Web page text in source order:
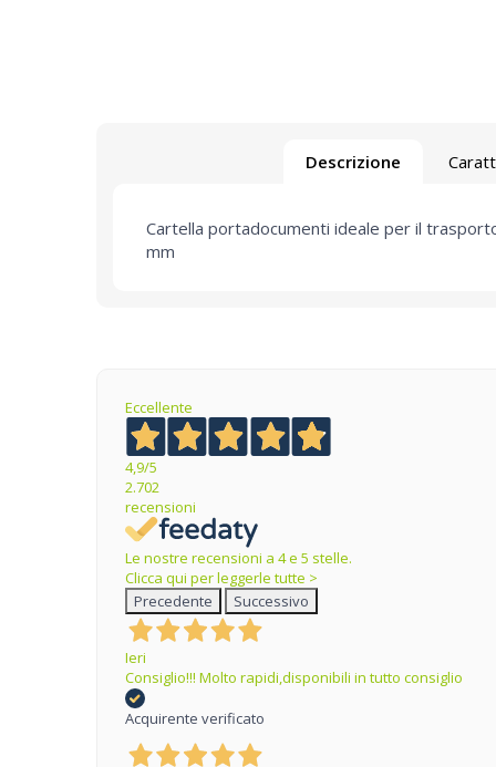
Descrizione
Cartella portadocumenti ideale per il
mm
Eccellente
4,9/5
2.702
recensioni
Le nostre recensioni a 4 e 5 stelle.
Clicca qui per leggerle tutte >
Precedente
Successivo
Ieri
Consiglio!!! Molto rapidi,disponibili in tutto consiglio
Acquirente verificato